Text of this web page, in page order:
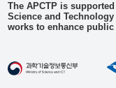
The APCTP is
Science and
works to enhance